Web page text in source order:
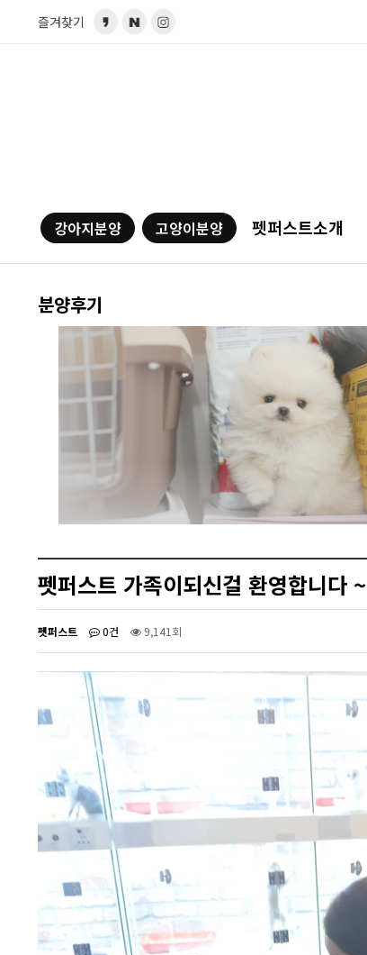
즐겨찾기
강아지분양 고양이분양 펫퍼스트소개
분양후기
펫퍼스트 가족이되신걸 환영합니다
펫퍼스트 0건 9,141회